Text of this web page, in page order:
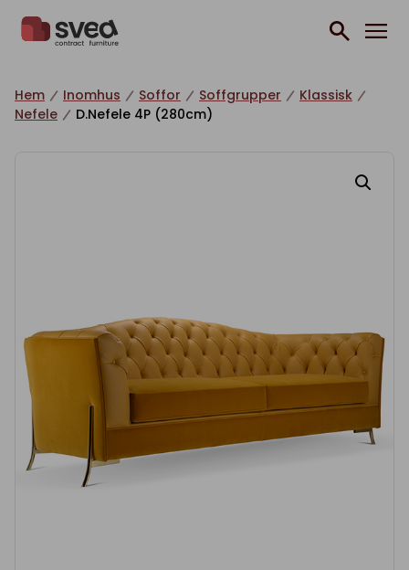
Hem Inomhus Soffor Soffgrupper
Klassisk
Nefele
D.Nefele 4P (280cm)